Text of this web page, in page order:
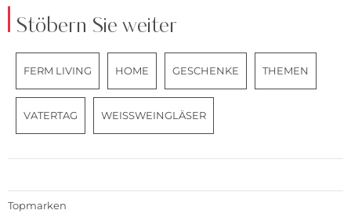
Stöbern Sie weiter
FERM LIVING HOME GESCHENKE THEMEN
VATERTAG WEISSWEINGLÄSER
Topmarken